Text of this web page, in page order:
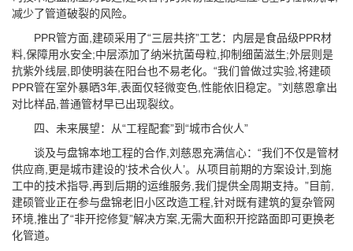
减少了管道破裂的风险。
PPR管方面,建硕采用了“三层共挤”工艺：内层是食品级PPR材
料,保障用水安全;中层添加了纳米抗菌母粒,抑制细菌滋生;外层则是
抗紫外线层,即使明装在阳台也不易老化。“我们曾做过实验,将建硕
PPR管在室外暴晒3年,表面仅轻微变色,性能依旧稳定。”刘慈恩拿出
对比样品,普通管材早已出现裂纹。
四、未来展望：从“工程配套”到“城市合伙人”
谈及与盘锦本地工程的合作,刘慈恩充满信心：“我们不仅是管材
供应商,更是城市建设的‘技术合伙人’。从项目前期的方案设计,到施
工中的技术指导,再到后期的运维服务,我们提供全周期支持。”目前,
建硕管业正在参与盘锦老旧小区改造工程,针对既有建筑的复杂管网
环境,推出了“非开挖修复”解决方案,无需大面积开挖路面即可更换老
化管道。